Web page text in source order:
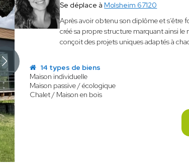
Se déplace à Molsheim 67120
Après avoir obtenu son diplôme et s’être
créé sa propre structure marquant ainsi
conçoit des projets uniques adaptés à
14 types de biens
Maison individuelle
Maison passive / écologique
Chalet / Maison en bois